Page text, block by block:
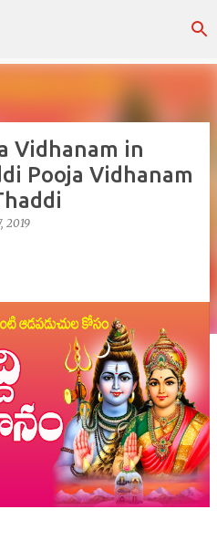
content
Vidhanam in
Pooja Vidhanam
2019